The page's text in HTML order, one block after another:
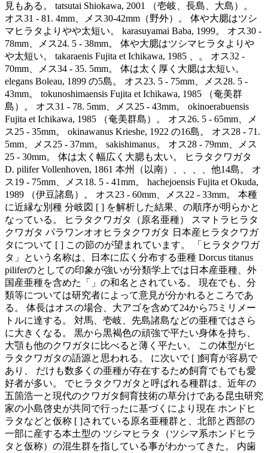
見もある。 tatsutai Shiokawa, 2001 （壱岐、長島、大島）。
オス31 - 81. 4mm、メス30-42mm（野外）。 体や大腮はツシ
マヒラタよりやや太短い。 karasuyamai Baba, 1999。 オス30 -
78mm、メス24. 5 - 38mm。 体や大腮はツシマヒラタよりや
や太短い。 takaraenis Fujita et Ichikawa, 1985 、。 オス32 -
70mm、メス34 - 35. 5mm。 体は太く厚く大腮は太短い。
elegans Boleau, 1899 の5島。 オス23. 5 - 75mm、メス28. 5 -
43mm。 tokunoshimaensis Fujita et Ichikawa, 1985 （奄美群
島）。 オス31 - 78. 5mm、メス25 - 43mm。 okinoerabuensis
Fujita et Ichikawa, 1985 （奄美群島）。 オス26. 5 - 65mm、メ
ス25 - 35mm。 okinawanus Krieshe, 1922 の16島。 オス28 - 71.
5mm、メス25 - 37mm。 sakishimanus。 オス28 - 79mm、メス
25 - 30mm。 体は太く幅広く大腮も太い。 ヒラタクワガタ
D. pilifer Vollenhoven, 1861 本州（以南）、、、、他14島。 オ
ス19 - 75mm、メス18. 5 - 41mm。 hachejoensis Fujita et Okuda,
1989 （伊豆諸島）。 オス23 - 60mm、メス22 - 33mm。 本種
に近縁な別種 分岐図 [ ] を解析した結果、の順序が明らかと
なっている。 ヒラタクワガタ（原名亜種） スマトラヒラタ
クワガタ パラワンオオヒラタクワガタ 日本産ヒラタクワガ
タについて [ ] この節のが望まれています。 「ヒラタクワガ
タ」という名称は、日本に広く分布する亜種 Dorcus titanus
piliferのとしての印象が強いが分類学上では日本産亜種、外
国産亜種を含めた「」の和名とされている。 現在でも、分
類等については研究者によって意見が分かれるところであ
る。 体長はオスの場合、大アゴを含めて24から75ミリメー
トルに達する。 対馬、壱岐、先島諸島などの亜種ではさら
に大きくなる。 黒から黒褐色の頑強で平たい身体を持ち、
大顎も他のクワガタに比べると薄く平たい。 この体型がヒ
ラタクワガタの語源と思われる。 に次いで [ ]飼育が容易で
あり、 だけも数多くの亜種が存在するため飼育でもでも愛
好者が多い。 でヒラタクワガタと呼ばれる種群は、近年の
五箇浩一と現代のクワガタ飼育技術の草分けである昆虫研究
家の小島啓史が共同で行ったに基づくにより現在 ホンドヒ
ラタなどと仮称 [ ]されている原名亜種群と、北部と西部の
一部に産する本土型の ツシマヒラタ（ツシマ系ホンドヒラ
タと仮称）の混生群を指している事がわかってきた。 内歯